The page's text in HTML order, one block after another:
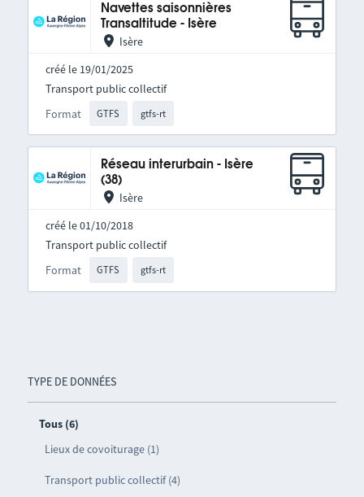
TYPE DE DONNÉES
Tous (6)
Lieux de covoiturage (1)
Transport public collectif (4)
Navettes saisonnières
Transaltitude - Isère
Isère
créé le 19/01/2025
Format GTFS gtfs-rt
Transport public collectif
Réseau interurbain - Isère
(38)
Isère
créé le 01/10/2018
Format GTFS gtfs-rt
Transport public collectif